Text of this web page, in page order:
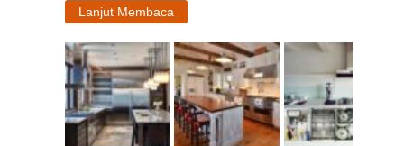
Lanjut Membaca